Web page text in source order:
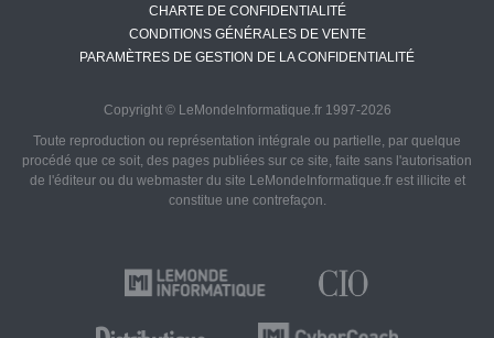
CHARTE DE CONFIDENTIALITÉ
CONDITIONS GÉNÉRALES DE VENTE
PARAMÈTRES DE GESTION DE LA CONFIDENTIALITÉ
Copyright © LeMondeInformatique.fr 1997-2026
Toute reproduction ou représentation intégrale ou partielle, par quelque
procédé que ce soit, des pages publiées sur ce site, faite sans l'autorisation
de l'éditeur ou du webmaster du site LeMondeInformatique.fr est illicite et
constitue une contrefaçon.